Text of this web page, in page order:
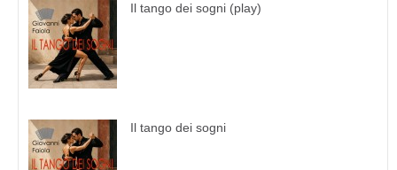
Il tango dei sogni (play)
Il tango dei sogni